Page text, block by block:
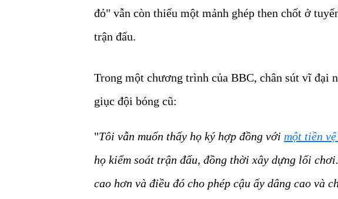
đỏ" vẫn còn thiếu một mảnh ghép then chốt ở
trận đấu.
Trong một chương trình của BBC, chân sút vĩ đại
giục đội bóng cũ:
"Tôi vẫn muốn thấy họ ký hợp đồng với một tiền
họ kiểm soát trận đấu, đồng thời xây dựng lối
cao hơn và điều đó cho phép cậu ấy dâng cao và